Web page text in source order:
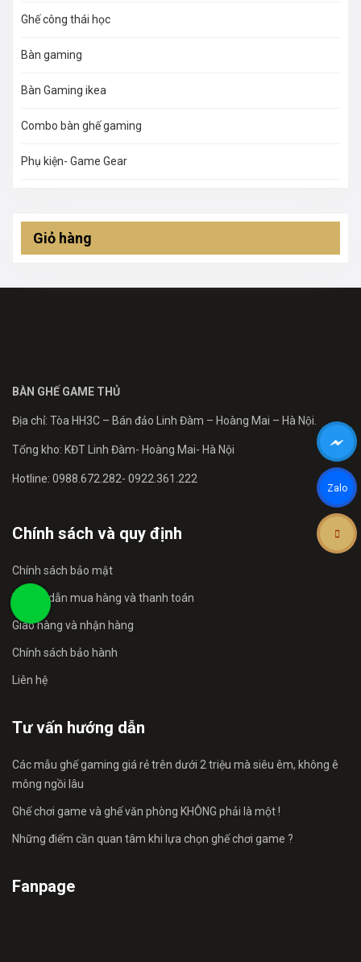
Ghế công thái học
Bàn gaming
Bàn Gaming ikea
Combo bàn ghế gaming
Phụ kiện- Game Gear
Giỏ hàng
BÀN GHẾ GAME THỦ
Địa chỉ: Tòa HH3C – Bán đảo Linh Đàm – Hoàng Mai – Hà Nội.
Tổng kho: KĐT Linh Đàm- Hoàng Mai- Hà Nội
Hotline: 0988.672.282- 0922.361.222
Chính sách và quy định
Chính sách bảo mật
Hướng dẫn mua hàng và thanh toán
Giao hàng và nhận hàng
Chính sách bảo hành
Liên hệ
Tư vấn hướng dẫn
Các mẫu ghế gaming giá rẻ trên dưới 2 triệu mà siêu êm, không ê
mông ngồi lâu
Ghế chơi game và ghế văn phòng KHÔNG phải là một !
Những điểm cần quan tâm khi lựa chọn ghế chơi game ?
Fanpage
Zalo